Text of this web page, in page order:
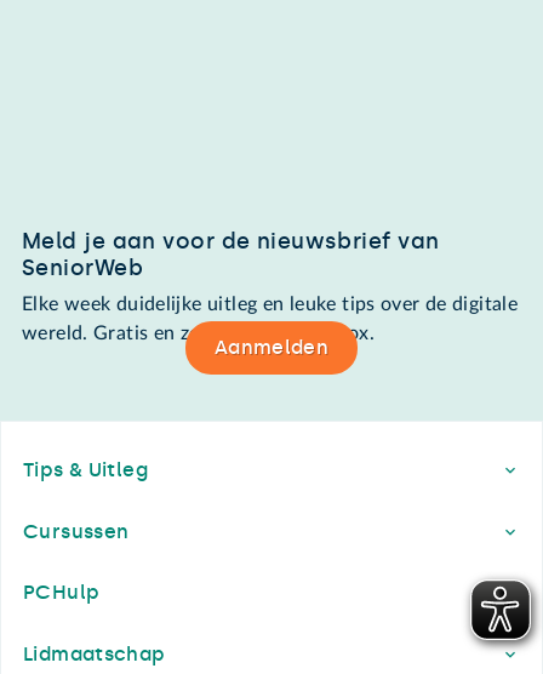
Meld je aan voor de nieuwsbrief van
SeniorWeb
Elke week duidelijke uitleg en leuke tips over de digitale
wereld. Gratis en zomaar in de mailbox.
Aanmelden
Tips & Uitleg
Cursussen
PCHulp
Lidmaatschap